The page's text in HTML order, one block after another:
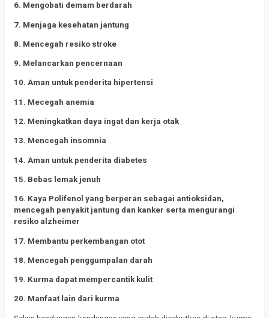
6. Mengobati demam berdarah
7. Menjaga kesehatan jantung
8. Mencegah resiko stroke
9. Melancarkan pencernaan
10. Aman untuk penderita hipertensi
11. Mecegah anemia
12. Meningkatkan daya ingat dan kerja otak
13. Mencegah insomnia
14. Aman untuk penderita diabetes
15. Bebas lemak jenuh
16. Kaya Polifenol yang berperan sebagai antioksidan,
mencegah penyakit jantung dan kanker serta mengurangi
resiko alzheimer
17. Membantu perkembangan otot
18. Mencegah penggumpalan darah
19. Kurma dapat mempercantik kulit
20. Manfaat lain dari kurma